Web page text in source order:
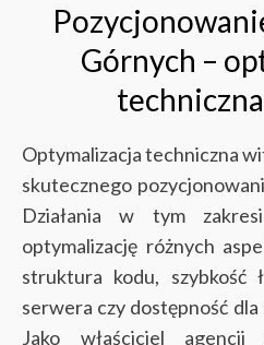
Górnych –
Optymalizacja techniczna
skutecznego
Działania w tym
optymalizację różnych
struktura kodu, szybkość
serwera czy dostępność
Jako właściciel agencji